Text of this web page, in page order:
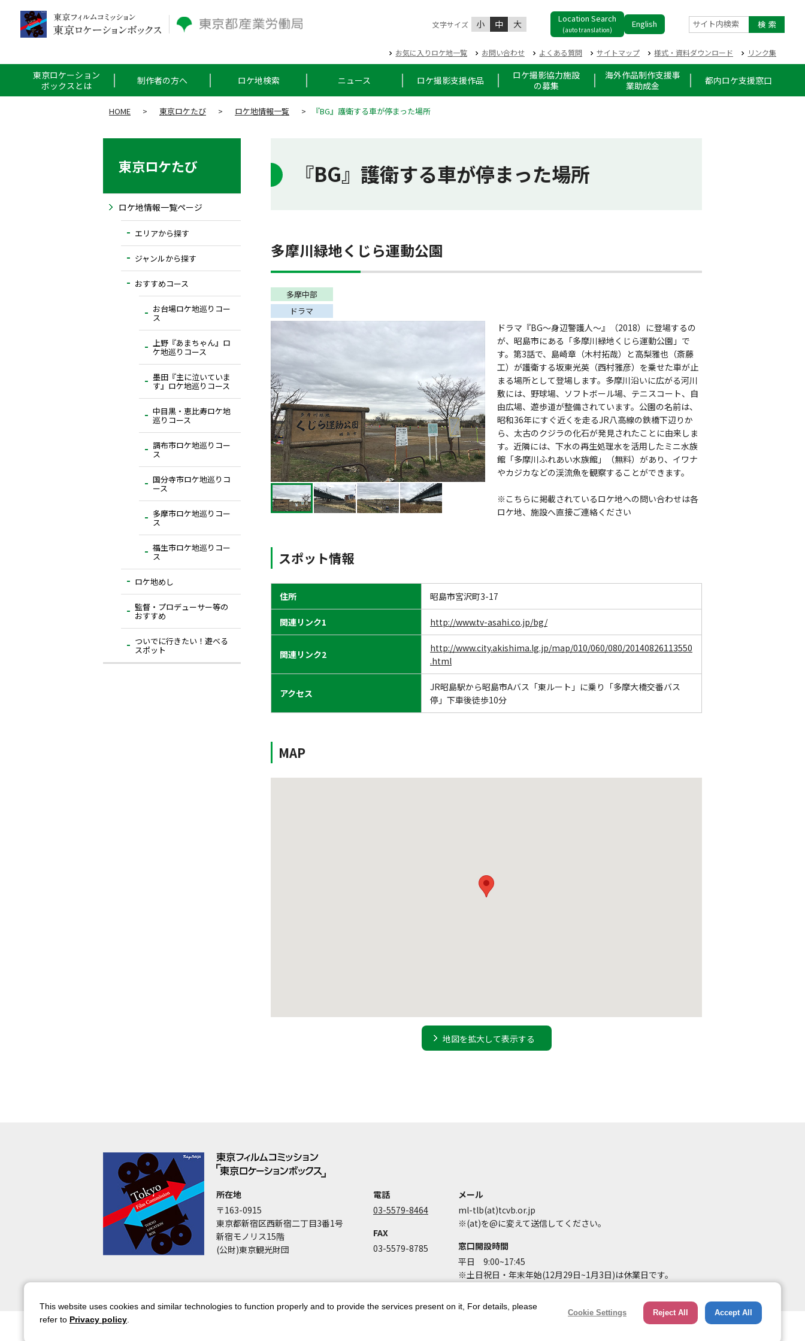
文字サイズ 小 中 大 Location Search
(auto translation)
English サイト内検索
お気に入りロケ地一覧 お問い合わせ よくある質問 サイトマップ 様式・資料ダウンロード リンク集
東京ロケーション
ボックスとは
制作者の方へ ロケ地検索 ニュース ロケ撮影支援作品
ロケ撮影協力施設
の募集
海外作品制作支援事
業助成金
都内ロケ支援窓口
HOME > 東京ロケたび > ロケ地情報一覧 > 『BG』護衛する車が停まった場所
『BG』護衛する車が停まった場所
多摩川緑地くじら運動公園
多摩中部
ドラマ
ドラマ『BG〜身辺警護人〜』（2018）に登場するの
が、昭島市にある「多摩川緑地くじら運動公園」で
す。第3話で、島崎章（木村拓哉）と高梨雅也（斎藤
工）が護衛する坂東光英（西村雅彦）を乗せた車が止
まる場所として登場します。多摩川沿いに広がる河川
敷には、野球場、ソフトボール場、テニスコート、自
由広場、遊歩道が整備されています。公園の名前は、
昭和36年にすぐ近くを走るJR八高線の鉄橋下辺りか
ら、太古のクジラの化石が発見されたことに由来しま
す。近隣には、下水の再生処理水を活用したミニ水族
館「多摩川ふれあい水族館」（無料）があり、イワナ
やカジカなどの渓流魚を観察することができます。
※こちらに掲載されているロケ地への問い合わせは各
ロケ地、施設へ直接ご連絡ください
スポット情報
住所 昭島市宮沢町3-17
関連リンク1 http://www.tv-asahi.co.jp/bg/
関連リンク2
http://www.city.akishima.lg.jp/map/010/060/080/20140826113550
.html
アクセス
JR昭島駅から昭島市Aバス「東ルート」に乗り「多摩大橋交番バス
停」下車後徒歩10分
MAP
地図を拡大して表示する
東京ロケたび
ロケ地情報一覧ページ
エリアから探す
ジャンルから探す
おすすめコース
お台場ロケ地巡りコー
ス
上野『あまちゃん』ロ
ケ地巡りコース
墨田『主に泣いていま
す』ロケ地巡りコース
中目黒・恵比寿ロケ地
巡りコース
調布市ロケ地巡りコー
ス
国分寺市ロケ地巡りコ
ース
多摩市ロケ地巡りコー
ス
福生市ロケ地巡りコー
ス
ロケ地めし
監督・プロデューサー等の
おすすめ
ついでに⾏きたい！遊べる
スポット
所在地
〒163-0915
東京都新宿区西新宿二丁目3番1号
新宿モノリス15階
(公財)東京観光財団
電話
03-5579-8464
FAX
03-5579-8785
メール
ml-tlb(at)tcvb.or.jp
※(at)を@に変えて送信してください。
窓口開設時間
平日 9:00~17:45
※土日祝日・年末年始(12月29日~1月3日)は休業日です。
This website uses cookies and similar technologies to function properly and to provide the services present on it, For details, please
refer to Privacy policy
Cookie Settings Reject All Accept All